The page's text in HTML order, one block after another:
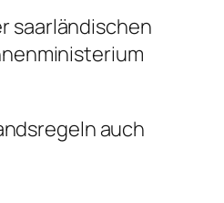
saarländischen
auch